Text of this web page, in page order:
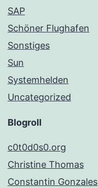
SAP
Schöner Flughafen
Sonstiges
Sun
Systemhelden
Uncategorized
Blogroll
c0t0d0s0.org
Christine Thomas
Constantin Gonzales